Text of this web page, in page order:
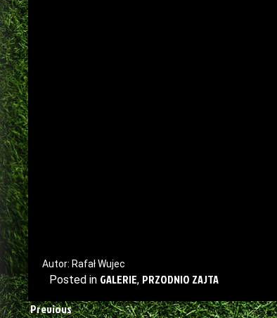
Autor: Rafał Wujec
Posted in GALERIE, PRZODNIO ZAJTA
Previous